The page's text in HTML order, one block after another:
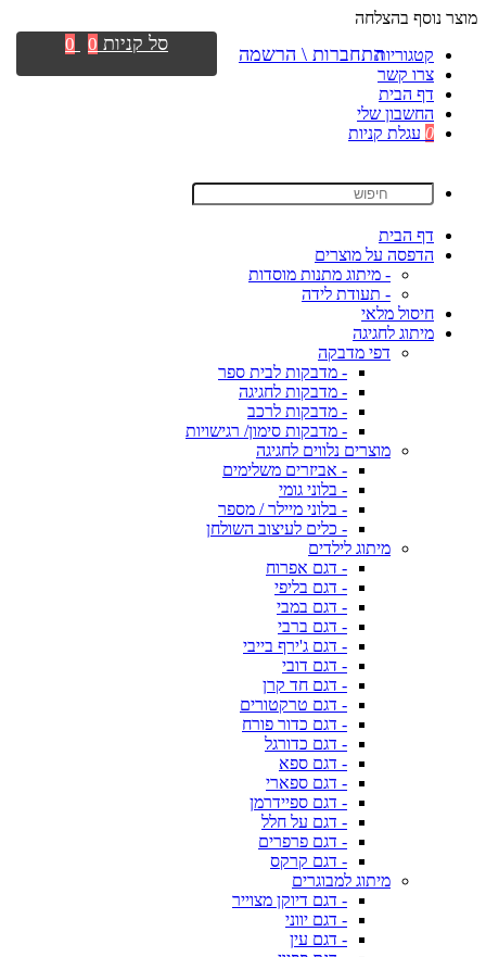
מוצר נוסף בהצלחה
קטגוריות
צרו קשר
דף הבית
החשבון שלי
0 עגלת קניות
דף הבית
הדפסה על מוצרים
- מיתוג מתנות מוסדות
- תעודת לידה
חיסול מלאי
מיתוג לחגיגה
דפי מדבקה
- מדבקות לבית ספר
- מדבקות לחגיגה
- מדבקות לרכב
- מדבקות סימון/ רגישויות
מוצרים נלווים לחגיגה
- אביזרים משלימים
- בלוני גומי
- בלוני מיילר / מספר
- כלים לעיצוב השולחן
מיתוג לילדים
- דגם אפרוח
- דגם בליפי
- דגם במבי
- דגם ברבי
- דגם ג'ירף בייבי
- דגם דובי
- דגם חד קרן
- דגם טרקטורים
- דגם כדור פורח
- דגם כדורגל
- דגם ספא
- דגם ספארי
- דגם ספיידרמן
- דגם על חלל
- דגם פרפרים
- דגם קרקס
מיתוג למבוגרים
- דגם דיוקן מצוייר
- דגם יווני
- דגם עין
התחברות \ הרשמה סל קניות 0
0